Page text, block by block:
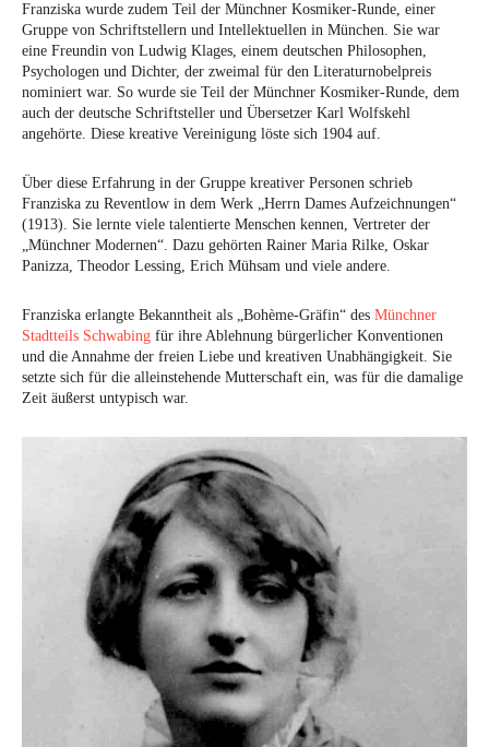
Franziska wurde zudem Teil der Münchner Kosmiker-Runde, einer
Gruppe von Schriftstellern und Intellektuellen in München. Sie war
eine Freundin von Ludwig Klages, einem deutschen Philosophen,
Psychologen und Dichter, der zweimal für den Literaturnobelpreis
nominiert war. So wurde sie Teil der Münchner Kosmiker-Runde, dem
auch der deutsche Schriftsteller und Übersetzer Karl Wolfskehl
angehörte. Diese kreative Vereinigung löste sich 1904 auf.
Über diese Erfahrung in der Gruppe kreativer Personen schrieb
Franziska zu Reventlow in dem Werk „Herrn Dames Aufzeichnungen“
(1913). Sie lernte viele talentierte Menschen kennen, Vertreter der
„Münchner Modernen“. Dazu gehörten Rainer Maria Rilke, Oskar
Panizza, Theodor Lessing, Erich Mühsam und viele andere.
Franziska erlangte Bekanntheit als „Bohème-Gräfin“ des Münchner
Stadtteils Schwabing für ihre Ablehnung bürgerlicher Konventionen
und die Annahme der freien Liebe und kreativen Unabhängigkeit. Sie
setzte sich für die alleinstehende Mutterschaft ein, was für die damalige
Zeit äußerst untypisch war.